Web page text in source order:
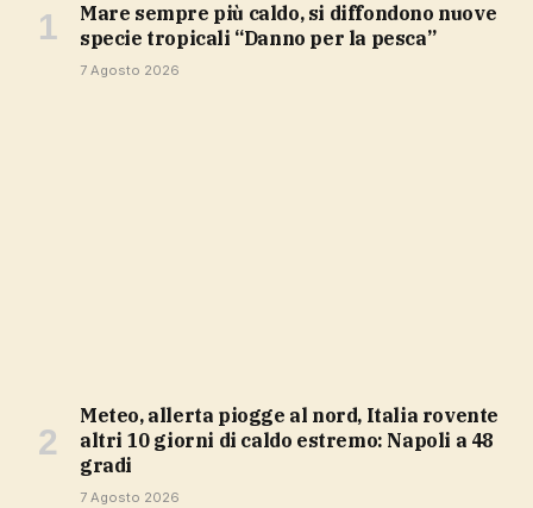
Mare sempre più caldo, si diffondono nuove
specie tropicali “Danno per la pesca”
7 Agosto 2026
Meteo, allerta piogge al nord, Italia rovente
altri 10 giorni di caldo estremo: Napoli a 48
gradi
7 Agosto 2026